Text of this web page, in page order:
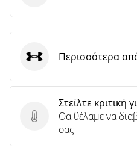
Στείλτε κριτική για το
Στείλτε κριτική
Θα θέλαμε να
σας
Under Armour
Περισσότερα